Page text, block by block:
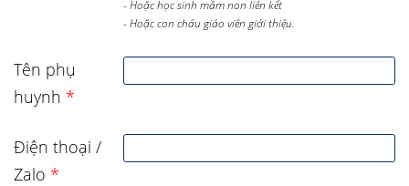
- Hoặc học sinh mầm non liên kết
- Hoặc con cháu giáo viên giới thiệu.
Tên phụ
huynh *
Điện thoại /
Zalo *